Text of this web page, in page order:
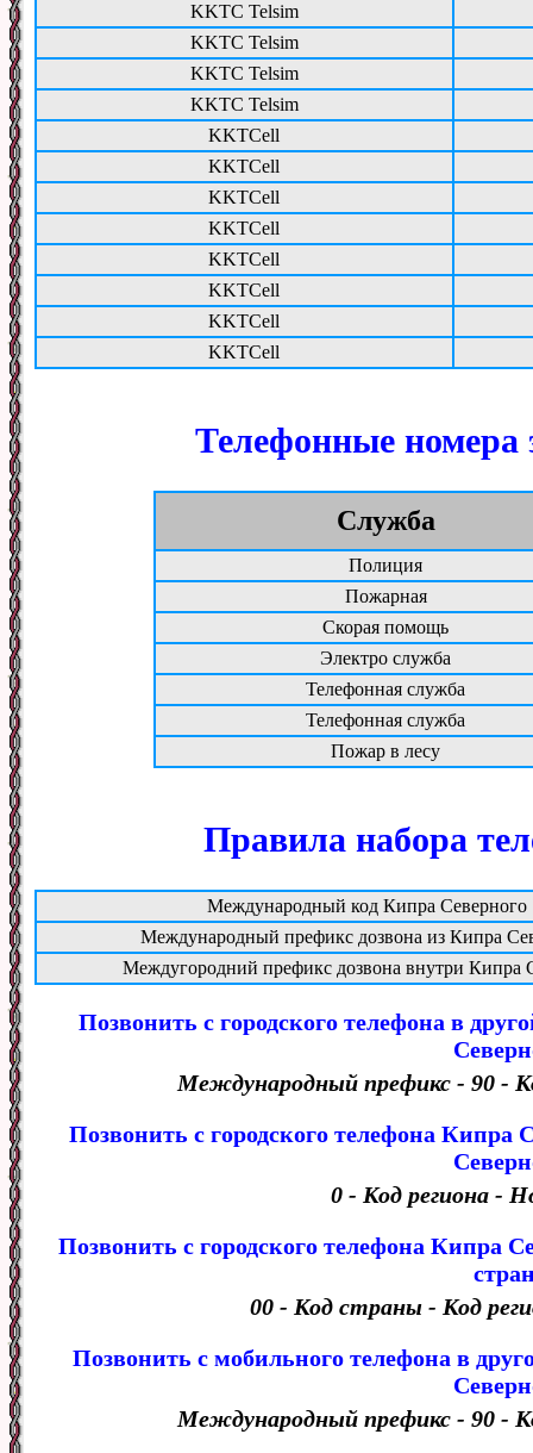
KKTC Telsim
KKTC Telsim
KKTC Telsim
KKTC Telsim
KKTCell
KKTCell
KKTCell
KKTCell
KKTCell
KKTCell
KKTCell
KKTCell
Телефонные номера
Служба
Полиция
Пожарная
Скорая помощь
Электро служба
Телефонная служба
Телефонная служба
Пожар в лесу
Правила набора
Международный код Кипра Северного
Международный префикс дозвона из Кипра
Междугородний префикс дозвона внутри Кипра
Позвонить с городского телефона в
Международный префикс - 90 -
Позвонить с городского телефона Кипра
0 - Код региона -
Позвонить с городского телефона Кипра
00 - Код страны - Код
Позвонить с мобильного телефона в
Международный префикс - 90 -